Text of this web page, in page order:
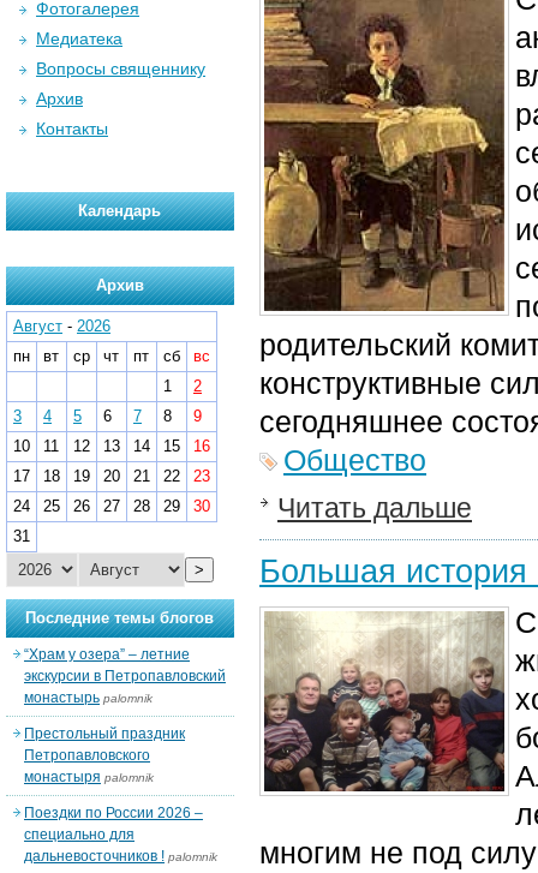
родительский
конструктивные
сегодняшнее
Общество
Читать дальше
Большая
многим не под
Фотогалерея
Медиатека
Вопросы священнику
Архив
Контакты
Календарь
Архив
Август - 2026
пн
вт ср чт пт сб
вс
1
2
3
4 5 6 7 8
9
10
11 12 13 14 15
16
17
18 19 20 21 22
23
24
25 26 27 28 29
30
31
>
Последние темы блогов
“Храм у озера” – летние
экскурсии в Петропавловский
монастырь palomnik
Престольный праздник
Петропавловского
монастыря palomnik
Поездки по России 2026 –
специально для
дальневосточников ! palomnik